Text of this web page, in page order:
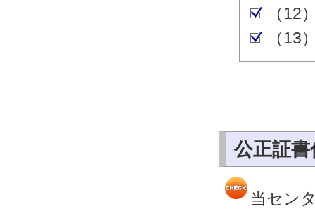
（12
（13
公正証
当セン